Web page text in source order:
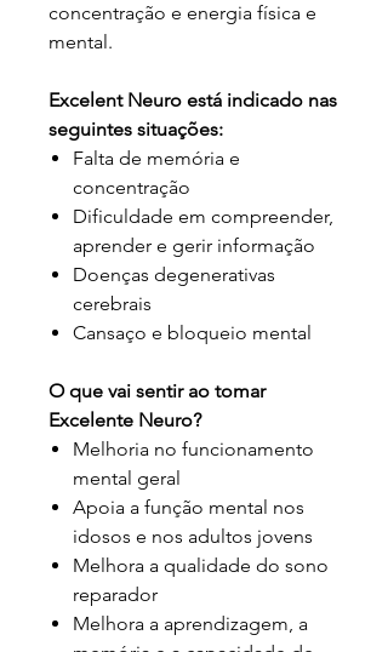
concentração e energia física e
mental.
Excelent Neuro está indicado nas
seguintes situações:
Falta de memória e
concentração
Dificuldade em compreender,
aprender e gerir informação
Doenças degenerativas
cerebrais
Cansaço e bloqueio mental
O que vai sentir ao tomar
Excelente Neuro?
Melhoria no funcionamento
mental geral
Apoia a função mental nos
idosos e nos adultos jovens
Melhora a qualidade do sono
reparador
Melhora a aprendizagem, a